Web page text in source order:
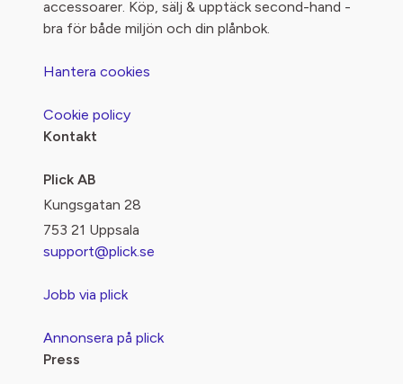
accessoarer. Köp, sälj & upptäck second-hand -
bra för både miljön och din plånbok.
Hantera cookies
Cookie policy
Kontakt
Plick AB
Kungsgatan 28
753 21 Uppsala
support@plick.se
Jobb via plick
Annonsera på plick
Press